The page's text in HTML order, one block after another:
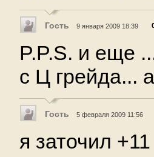
Гость 9 января 2009 18:39
P.P.S. и еще
с Ц грейда...
Гость 5 февраля 2009 11:56
я заточил